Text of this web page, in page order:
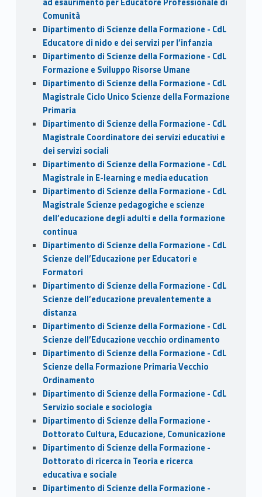
Comunità
Dipartimento di Scienze della Formazione - CdL
Educatore di nido e dei servizi per l’infanzia
Dipartimento di Scienze della Formazione - CdL
Formazione e Sviluppo Risorse Umane
Dipartimento di Scienze della Formazione - CdL
Magistrale Ciclo Unico Scienze della Formazione
Primaria
Dipartimento di Scienze della Formazione - CdL
Magistrale Coordinatore dei servizi educativi e
dei servizi sociali
Dipartimento di Scienze della Formazione - CdL
Magistrale in E-learning e media education
Dipartimento di Scienze della Formazione - CdL
Magistrale Scienze pedagogiche e scienze
dell’educazione degli adulti e della formazione
continua
Dipartimento di Scienze della Formazione - CdL
Scienze dell’Educazione per Educatori e
Formatori
Dipartimento di Scienze della Formazione - CdL
Scienze dell’educazione prevalentemente a
distanza
Dipartimento di Scienze della Formazione - CdL
Scienze dell’Educazione vecchio ordinamento
Dipartimento di Scienze della Formazione - CdL
Scienze della Formazione Primaria Vecchio
Ordinamento
Dipartimento di Scienze della Formazione - CdL
Servizio sociale e sociologia
Dipartimento di Scienze della Formazione -
Dottorato Cultura, Educazione, Comunicazione
Dipartimento di Scienze della Formazione -
Dottorato di ricerca in Teoria e ricerca
educativa e sociale
Dipartimento di Scienze della Formazione -